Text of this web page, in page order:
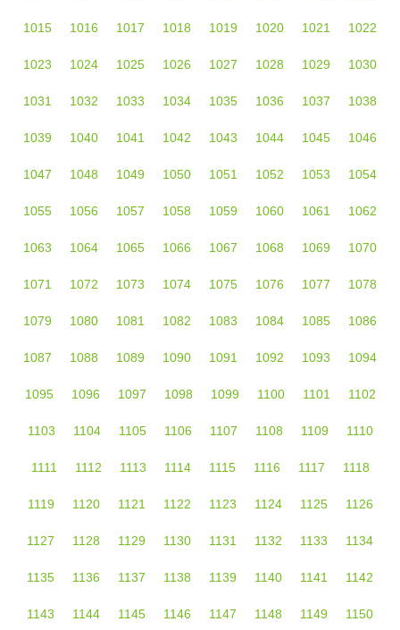
1015 1016 1017 1018 1019 1020 1021 1022
1023 1024 1025 1026 1027 1028 1029 1030
1031 1032 1033 1034 1035 1036 1037 1038
1039 1040 1041 1042 1043 1044 1045 1046
1047 1048 1049 1050 1051 1052 1053 1054
1055 1056 1057 1058 1059 1060 1061 1062
1063 1064 1065 1066 1067 1068 1069 1070
1071 1072 1073 1074 1075 1076 1077 1078
1079 1080 1081 1082 1083 1084 1085 1086
1087 1088 1089 1090 1091 1092 1093 1094
1095 1096 1097 1098 1099 1100 1101 1102
1103 1104 1105 1106 1107 1108 1109 1110
1111 1112 1113 1114 1115 1116 1117 1118
1119 1120 1121 1122 1123 1124 1125 1126
1127 1128 1129 1130 1131 1132 1133 1134
1135 1136 1137 1138 1139 1140 1141 1142
1143 1144 1145 1146 1147 1148 1149 1150